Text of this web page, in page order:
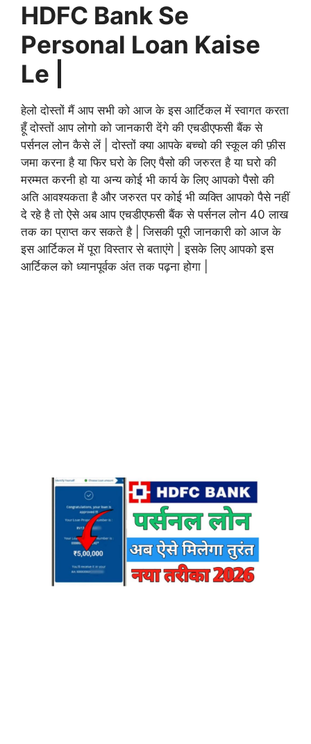
HDFC Bank Se
Personal Loan Kaise
Le |
हेलो दोस्तों मैं आप सभी को आज के इस आर्टिकल में स्वागत करता
हूँ दोस्तों आप लोगो को जानकारी देंगे की एचडीएफसी बैंक से
पर्सनल लोन कैसे लें | दोस्तों क्या आपके बच्चो की स्कूल की फ़ीस
जमा करना है या फिर घरो के लिए पैसो की जरुरत है या घरो की
मरम्मत करनी हो या अन्य कोई भी कार्य के लिए आपको पैसो की
अति आवश्यकता है और जरुरत पर कोई भी व्यक्ति आपको पैसे नहीं
दे रहे है तो ऐसे अब आप एचडीएफसी बैंक से पर्सनल लोन 40 लाख
तक का प्राप्त कर सकते है | जिसकी पूरी जानकारी को आज के
इस आर्टिकल में पूरा विस्तार से बताएंगे | इसके लिए आपको इस
आर्टिकल को ध्यानपूर्वक अंत तक पढ़ना होगा |